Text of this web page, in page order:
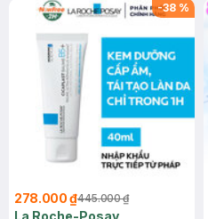
-38 %
278.000 ₫445.000 ₫
La Roche-Posay